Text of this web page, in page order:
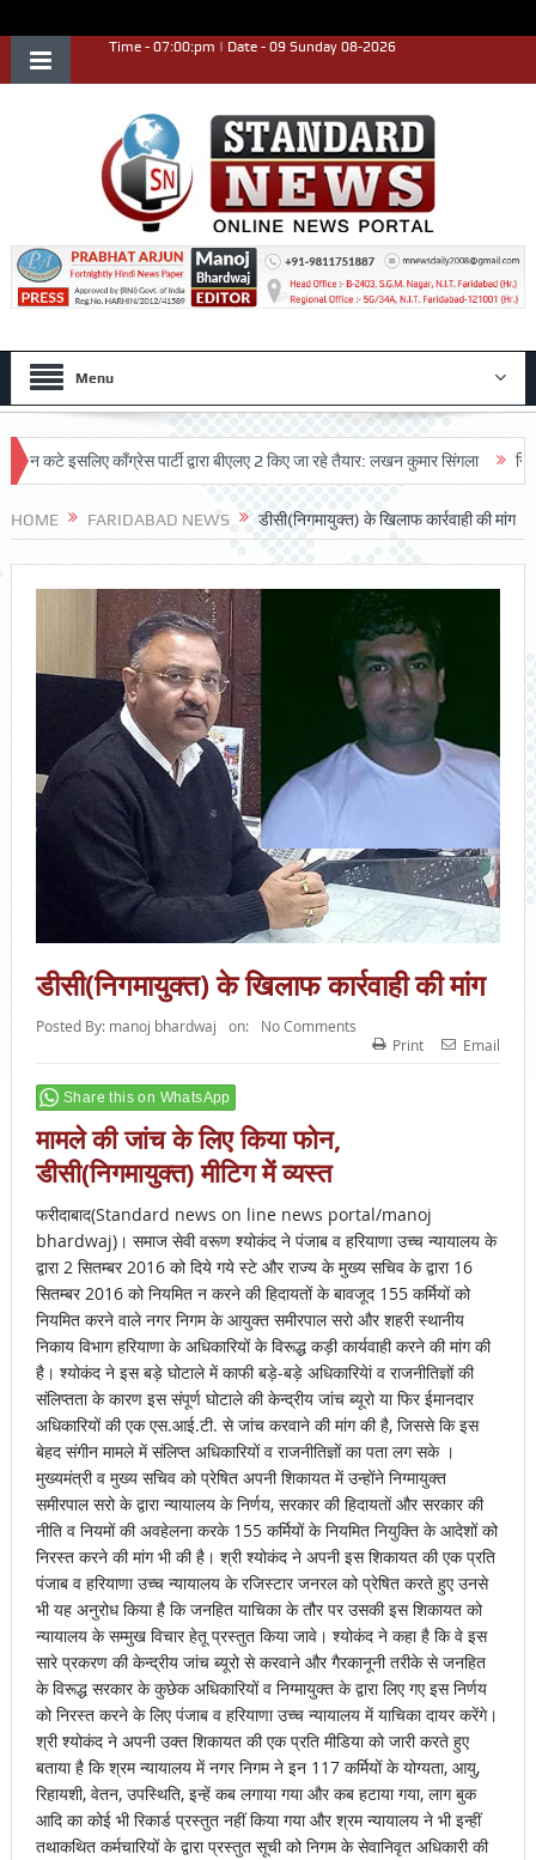
Time - 07:00:pm | Date - 09 Sunday 08-2026
Menu
इसलिए काँग्रेस पार्टी द्वारा बीएलए 2 किए जा रहे तैयार: लखन कुमार सिंगला सिद्धपीठ
HOME FARIDABAD NEWS डीसी(निगमायुक्त) के खिलाफ कार्रवाही की मांग
डीसी(निगमायुक्त) के खिलाफ कार्रवाही की मांग
Posted By: manoj bhardwaj on:
No Comments
Print
Email
Share this on WhatsApp
मामले की जांच के लिए किया फोन,
डीसी(निगमायुक्त) मीटिग में व्यस्त
फरीदाबाद(Standard news on line news portal/manoj
bhardwaj)। समाज सेवी वरूण श्योकंद ने पंजाब व हरियाणा उच्च न्यायालय के
द्वारा 2 सितम्बर 2016 को दिये गये स्टे और राज्य के मुख्य सचिव के द्वारा 16
सितम्बर 2016 को नियमित न करने की हिदायतों के बावजूद 155 कर्मियों को
नियमित करने वाले नगर निगम के आयुक्त समीरपाल सरो और शहरी स्थानीय
निकाय विभाग हरियाणा के अधिकारियों के विरूद्ध कड़ी कार्यवाही करने की मांग की
है। श्योकंद ने इस बड़े घोटाले में काफी बड़े-बड़े अधिकारियेां व राजनीतिज्ञों की
संलिप्तता के कारण इस संपूर्ण घोटाले की केन्द्रीय जांच ब्यूरो या फिर ईमानदार
अधिकारियों की एक एस.आई.टी. से जांच करवाने की मांग की है, जिससे कि इस
बेहद संगीन मामले में संलिप्त अधिकारियों व राजनीतिज्ञों का पता लग सके ।
मुख्यमंत्री व मुख्य सचिव को प्रेषित अपनी शिकायत में उन्होंने निग्मायुक्त
समीरपाल सरो के द्वारा न्यायालय के निर्णय, सरकार की हिदायतों और सरकार की
नीति व नियमों की अवहेलना करके 155 कर्मियों के नियमित नियुक्ति के आदेशों को
निरस्त करने की मांग भी की है। श्री श्योकंद ने अपनी इस शिकायत की एक प्रति
पंजाब व हरियाणा उच्च न्यायालय के रजिस्टार जनरल को प्रेषित करते हुए उनसे
भी यह अनुरोध किया है कि जनहित याचिका के तौर पर उसकी इस शिकायत को
न्यायालय के सम्मुख विचार हेतू प्रस्तुत किया जावे। श्योकंद ने कहा है कि वे इस
सारे प्रकरण की केन्द्रीय जांच ब्यूरो से करवाने और गैरकानूनी तरीके से जनहित
के विरूद्ध सरकार के कुछेक अधिकारियों व निग्मायुक्त के द्वारा लिए गए इस निर्णय
को निरस्त करने के लिए पंजाब व हरियाणा उच्च न्यायालय में याचिका दायर करेंगे।
श्री श्योकंद ने अपनी उक्त शिकायत की एक प्रति मीडिया को जारी करते हुए
बताया है कि श्रम न्यायालय में नगर निगम ने इन 117 कर्मियों के योग्यता, आयु,
रिहायशी, वेतन, उपस्थिति, इन्हें कब लगाया गया और कब हटाया गया, लाग बुक
आदि का कोई भी रिकार्ड प्रस्तुत नहीं किया गया और श्रम न्यायालय ने भी इन्हीं
तथाकथित कर्मचारियों के द्वारा प्रस्तुत सूची को निगम के सेवानिवृत अधिकारी की